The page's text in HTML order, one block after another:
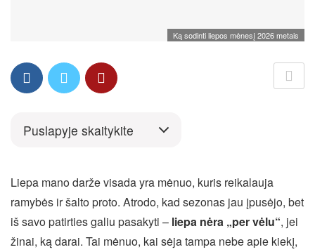
Ką sodinti liepos mėnesį 2026 metais
Puslapyje skaitykite
Liepa mano darže visada yra mėnuo, kuris reikalauja
ramybės ir šalto proto. Atrodo, kad sezonas jau įpusėjo, bet
iš savo patirties galiu pasakyti – liepa nėra „per vėlu“, jei
žinai, ką darai. Tai mėnuo, kai sėja tampa nebe apie kiekį,